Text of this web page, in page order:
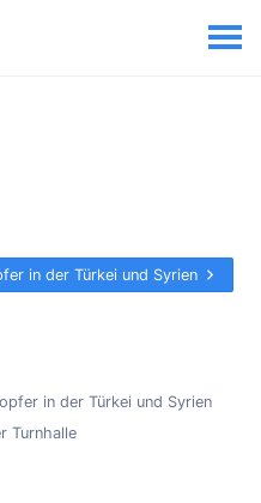
in der Türkei und Syrien
in der Türkei und Syrien
Turnhalle